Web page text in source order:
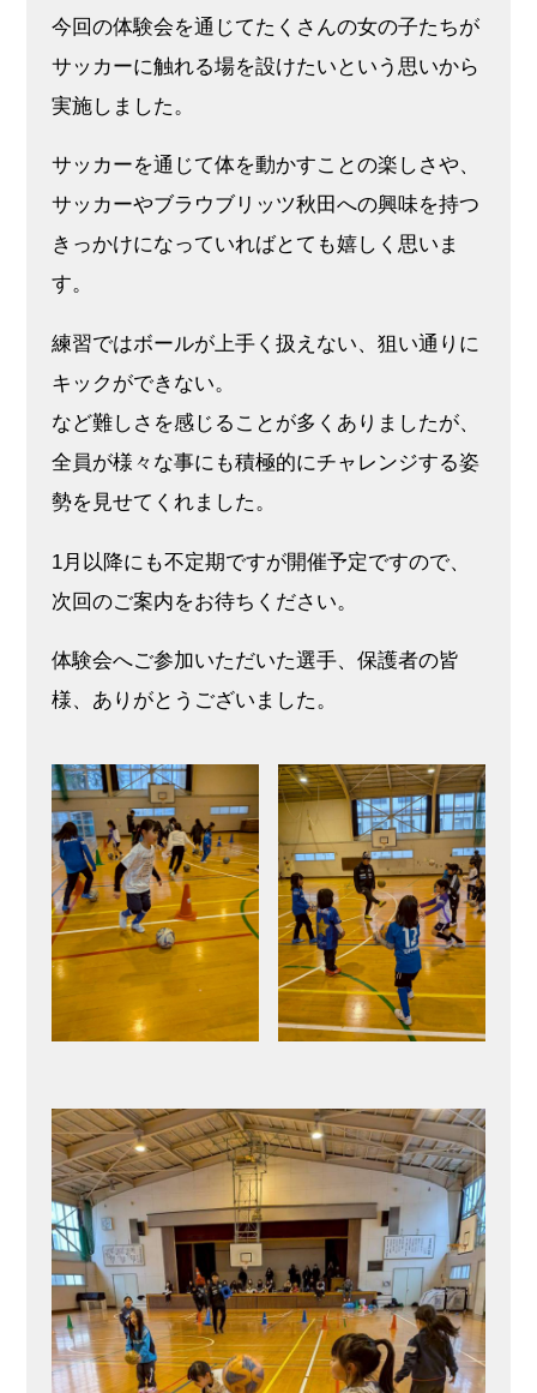
今回の体験会を通じてたくさんの女の子たちが
サッカーに触れる場を設けたいという思いから
実施しました。
サッカーを通じて体を動かすことの楽しさや、
サッカーやブラウブリッツ秋田への興味を持つ
きっかけになっていればとても嬉しく思いま
す。
練習ではボールが上手く扱えない、狙い通りに
キックができない。
など難しさを感じることが多くありましたが、
全員が様々な事にも積極的にチャレンジする姿
勢を見せてくれました。
‍1月以降にも不定期ですが開催予定ですので、
次回のご案内をお待ちください。
体験会へご参加いただいた選手、保護者の皆
様、ありがとうございました。